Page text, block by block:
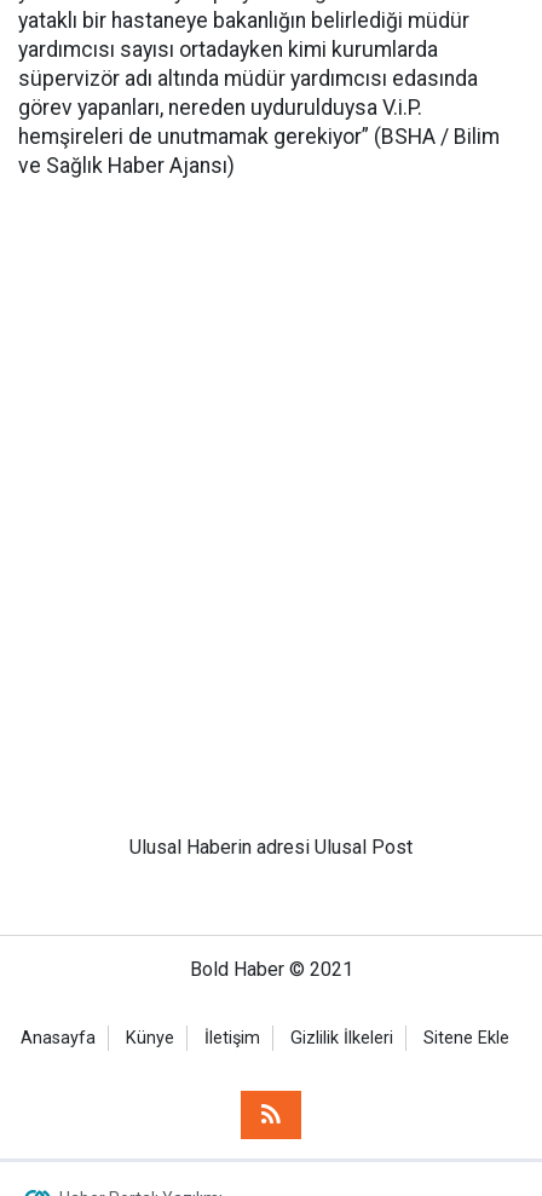
yataklı bir hastaneye bakanlığın belirlediği müdür
yardımcısı sayısı ortadayken kimi kurumlarda
süpervizör adı altında müdür yardımcısı edasında
görev yapanları, nereden uydurulduysa V.i.P.
hemşireleri de unutmamak gerekiyor” (BSHA / Bilim
ve Sağlık Haber Ajansı)
Ulusal Haberin adresi Ulusal Post
Bold Haber © 2021
Anasayfa Künye İletişim Gizlilik İlkeleri Sitene Ekle